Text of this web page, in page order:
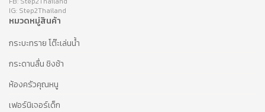
IG: Step2Thailand
หมวดหมู่สินค้า
กระบะทราย โต๊ะเล่นน้ำ
กระดานลื่น ชิงช้า
ห้องครัวคุณหนู
เฟอร์นิเจอร์เด็ก